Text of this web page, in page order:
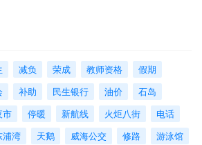
减负 荣成 教师资格
假期
补助 民生银行 油价
石岛
市 停暖 新航线 火炬八街
电话
浦湾 天鹅 威海公交 修路
游泳馆